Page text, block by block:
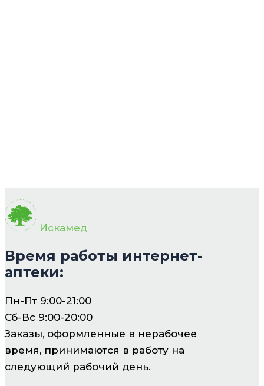
Искамед
Время работы интернет-
аптеки:
Пн-Пт 9:00-21:00
Сб-Вс 9:00-20:00
Заказы, оформленные в нерабочее
время, принимаются в работу на
следующий рабочий день.